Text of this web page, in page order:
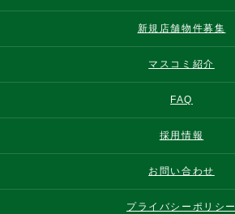
新規店舗物件募集
マスコミ紹介
FAQ
採用情報
お問い合わせ
プライバシーポリシー